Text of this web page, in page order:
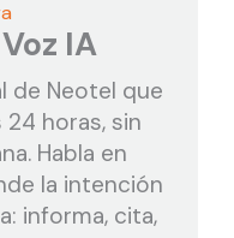
IA
de Neotel que
horas, sin
Habla en
la intención
informa, cita,